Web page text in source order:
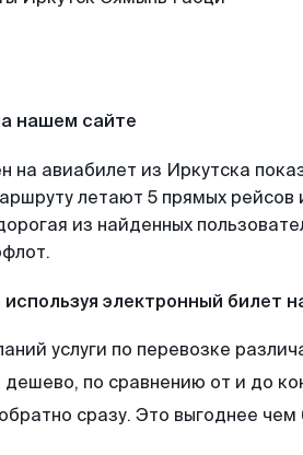
нашем сайте
на авиабилет из Иркутска
летают 5 прямых рейсов
из найденных
электронный билет
услуги по перевозке
по сравнению от и до
сразу. Это выгоднее